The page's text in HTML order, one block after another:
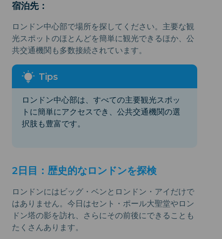
宿泊先：
ロンドン中心部で場所を探してください。主要な観
光スポットのほとんどを簡単に観光できるほか、公
共交通機関も多数接続されています。
ロンドン中心部は、すべての主要観光スポッ
トに簡単にアクセスでき、公共交通機関の選
択肢も豊富です。
2日目：歴史的なロンドンを探検
ロンドンにはビッグ・ベンとロンドン・アイだけで
はありません。今日はセント・ポール大聖堂やロン
ドン塔の影を訪れ、さらにその前後にできることも
たくさんあります。